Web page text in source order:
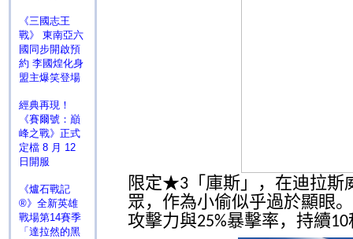
《三國志王
戰》 東南亞六
國同步開啟預
約 李國煌化身
盟主爆笑登場
經典再現！
《賽爾號：巔
峰之戰》正式
定檔 8 月 12
日開服
《爐石戰記
®》全新英雄
戰場第14賽季
「達拉然的黑
限定★3 「庫斯」，在迪拉
眾，作為小偷似乎過於顯眼
攻擊力與25%暴擊率，持續10